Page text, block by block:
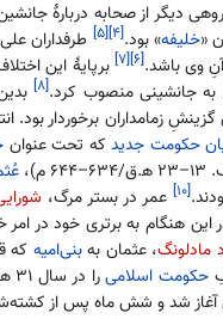
دیگر از صحابه دربارهٔ
«خلیفه» بود.[۴] [۵] طرفداران
آنِ وی باشد.[۶] [۷]
برپایهٔ این
به جانشینی منصوب کرد.[۸]
زمامداران برخوردار بود.
حکومت جدیدکه تحت عنوان
م)،
[۱۰] عمر در بستر مرگ،
هنگام به برتری خود در
مادلونگ، عثمان بهبنی‌امیه که
حکومت اسلامیرا در سال ۳۱ ه‍.ق/۶۵۰–۶۵۱ م برانگیخت
شد و شش ماه پس از